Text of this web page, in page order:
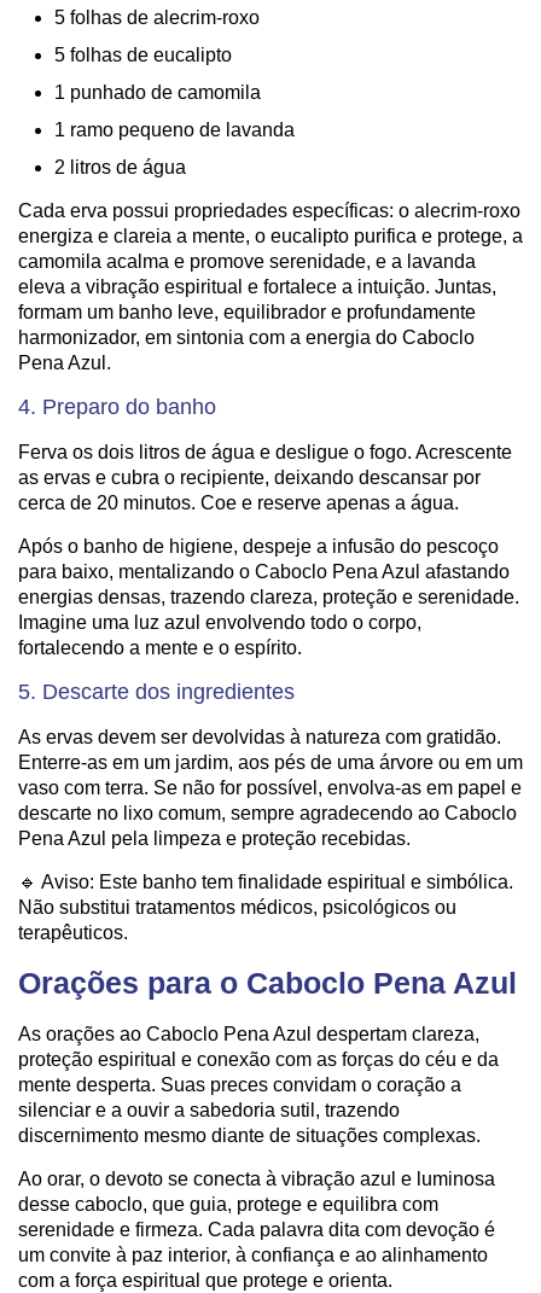
5 folhas de alecrim-roxo
5 folhas de eucalipto
1 punhado de camomila
1 ramo pequeno de lavanda
2 litros de água
Cada erva possui propriedades específicas: o alecrim-roxo
energiza e clareia a mente, o eucalipto purifica e protege, a
camomila acalma e promove serenidade, e a lavanda
eleva a vibração espiritual e fortalece a intuição. Juntas,
formam um banho leve, equilibrador e profundamente
harmonizador, em sintonia com a energia do Caboclo
Pena Azul.
4. Preparo do banho
Ferva os dois litros de água e desligue o fogo. Acrescente
as ervas e cubra o recipiente, deixando descansar por
cerca de 20 minutos. Coe e reserve apenas a água.
Após o banho de higiene, despeje a infusão do pescoço
para baixo, mentalizando o Caboclo Pena Azul afastando
energias densas, trazendo clareza, proteção e serenidade.
Imagine uma luz azul envolvendo todo o corpo,
fortalecendo a mente e o espírito.
5. Descarte dos ingredientes
As ervas devem ser devolvidas à natureza com gratidão.
Enterre-as em um jardim, aos pés de uma árvore ou em um
vaso com terra. Se não for possível, envolva-as em papel e
descarte no lixo comum, sempre agradecendo ao Caboclo
Pena Azul pela limpeza e proteção recebidas.
🔹 Aviso: Este banho tem finalidade espiritual e simbólica.
Não substitui tratamentos médicos, psicológicos ou
terapêuticos.
Orações para o Caboclo Pena Azul
As orações ao Caboclo Pena Azul despertam clareza,
proteção espiritual e conexão com as forças do céu e da
mente desperta. Suas preces convidam o coração a
silenciar e a ouvir a sabedoria sutil, trazendo
discernimento mesmo diante de situações complexas.
Ao orar, o devoto se conecta à vibração azul e luminosa
desse caboclo, que guia, protege e equilibra com
serenidade e firmeza. Cada palavra dita com devoção é
um convite à paz interior, à confiança e ao alinhamento
com a força espiritual que protege e orienta.